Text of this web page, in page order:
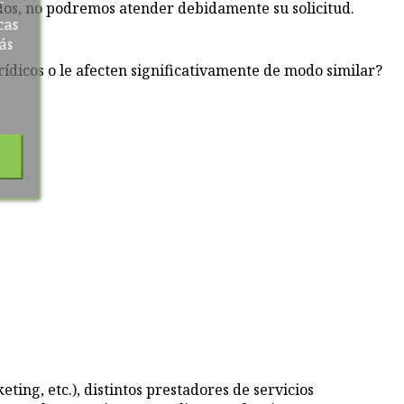
no podremos atender debidamente su solicitud.
o le afecten significativamente de modo similar?
etc.), distintos prestadores de servicios